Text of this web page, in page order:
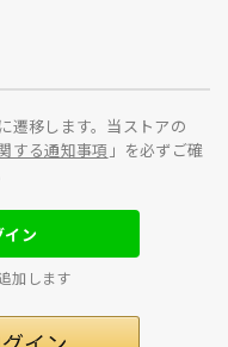
遷移します。当ストアの
する通知事項 」を必ずご確
ン
加します